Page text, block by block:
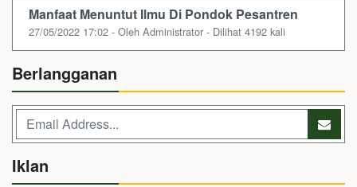
Manfaat Menuntut Ilmu Di Pondok Pesantren
27/05/2022 17:02 - Oleh Administrator - Dilihat 4192 kali
Berlangganan
Iklan